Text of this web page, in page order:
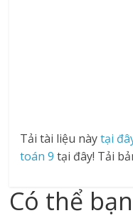
Tải tài liệu nàytại
toán 9 tại đây! Tải
Có thể